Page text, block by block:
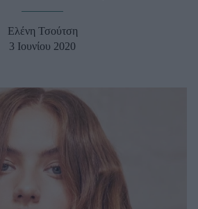
Ελένη Τσούτση
3 Ιουνίου 2020